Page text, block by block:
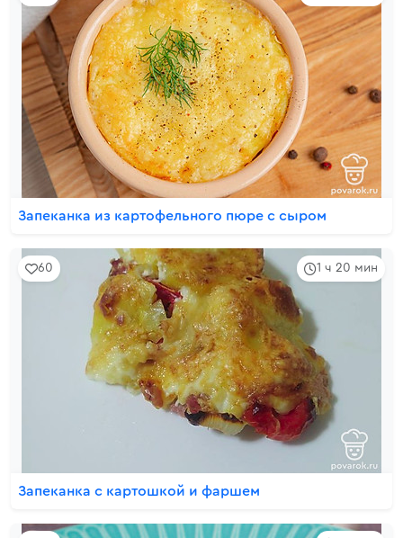
Запеканка из картофельного пюре с сыром
1 ч 20 мин
60
Запеканка с картошкой и фаршем